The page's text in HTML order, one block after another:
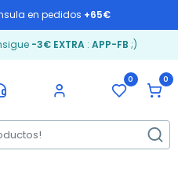
en pedidos +65€
-3€ EXTRA: APP-FB ;)
0 0